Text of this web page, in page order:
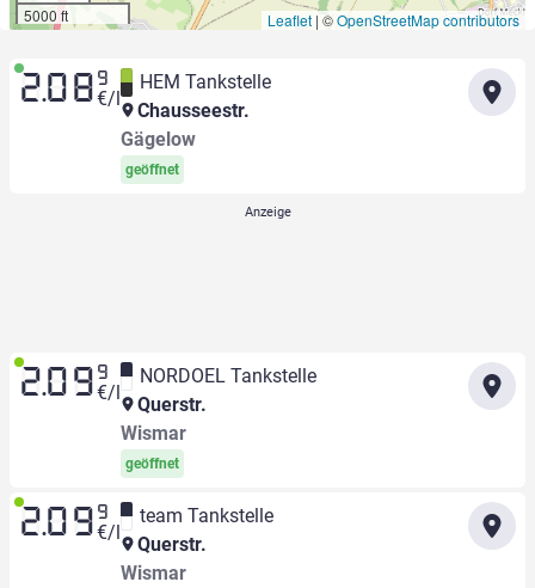
5000 ft
Leaflet | ©OpenStreetMap contributors
2.08 9
€/l
HEM Tankstelle
Chausseestr.
Gägelow
geöffnet
2.09 9
€/l
NORDOEL Tankstelle
Querstr.
Wismar
geöffnet
2.09 9
€/l
team Tankstelle
Querstr.
Wismar